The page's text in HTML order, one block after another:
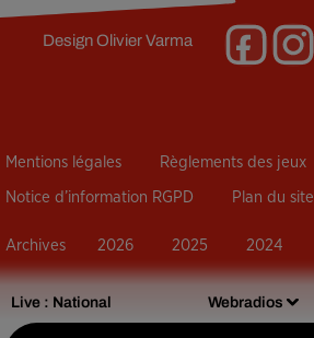
Live : National Webradios
DesignOlivier Varma
Mentions légales Règlements des jeux
Notice d’information RGPD Plan du site
Archives 2026 2025 2024